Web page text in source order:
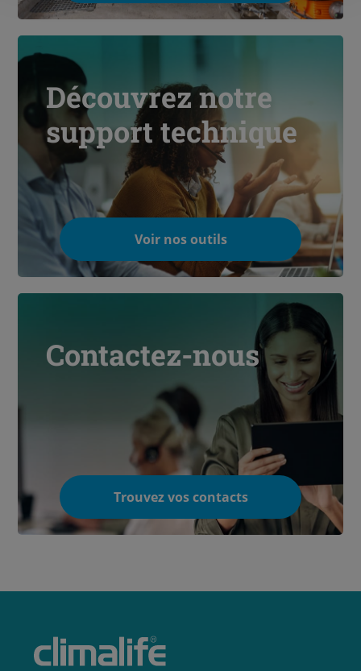
Découvrez notre
support technique
Voir nos outils
Contactez-nous
Trouvez vos contacts